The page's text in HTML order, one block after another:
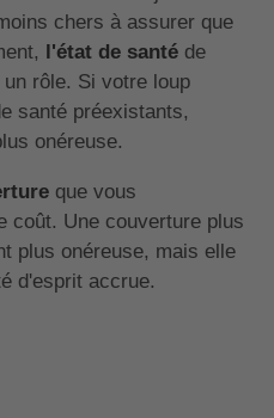
chers à assurer que
l'état de santéde
rôle. Si votre loup
santé préexistants,
onéreuse.
que vous
coût. Une couverture plus
plus onéreuse, mais elle
d'esprit accrue.